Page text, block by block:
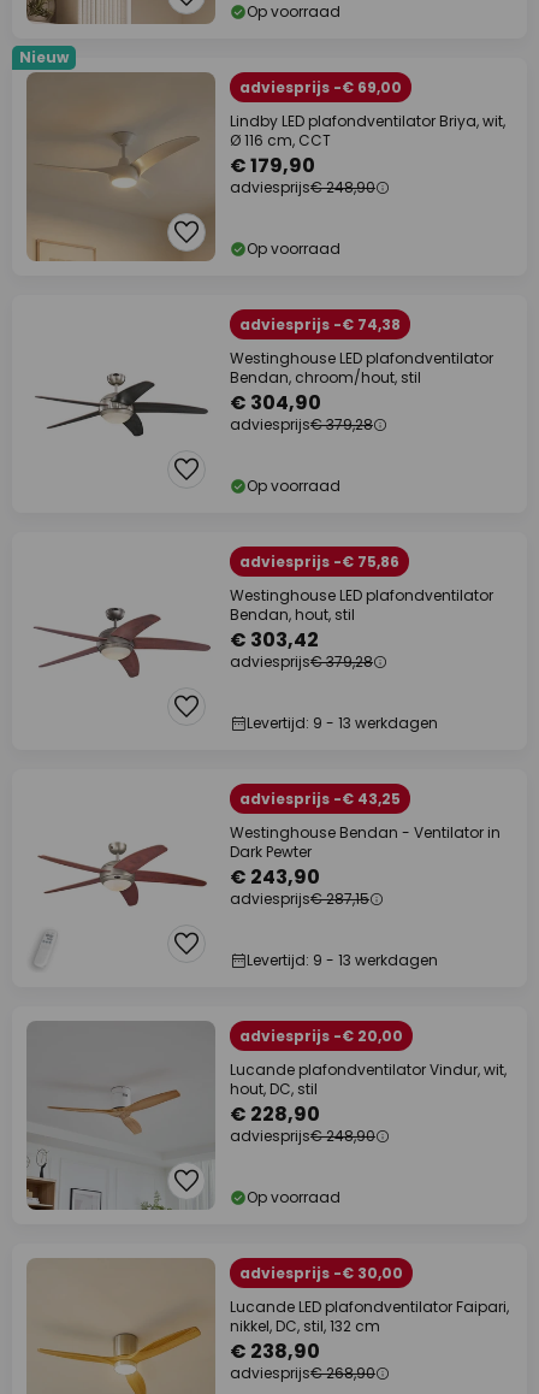
Op voorraad
Nieuw
adviesprijs -€ 69,00
Lindby LED plafondventilator Briya, wit,
Ø 116 cm, CCT
€ 179,90
adviesprijs€ 248,90
Op voorraad
adviesprijs -€ 74,38
Westinghouse LED plafondventilator
Bendan, chroom/hout, stil
€ 304,90
adviesprijs€ 379,28
Op voorraad
adviesprijs -€ 75,86
Westinghouse LED plafondventilator
Bendan, hout, stil
€ 303,42
adviesprijs€ 379,28
Levertijd: 9 - 13 werkdagen
adviesprijs -€ 43,25
Westinghouse Bendan - Ventilator in
Dark Pewter
€ 243,90
adviesprijs€ 287,15
Levertijd: 9 - 13 werkdagen
adviesprijs -€ 20,00
Lucande plafondventilator Vindur, wit,
hout, DC, stil
€ 228,90
adviesprijs€ 248,90
Op voorraad
adviesprijs -€ 30,00
Lucande LED plafondventilator Faipari,
nikkel, DC, stil, 132 cm
€ 238,90
adviesprijs€ 268,90